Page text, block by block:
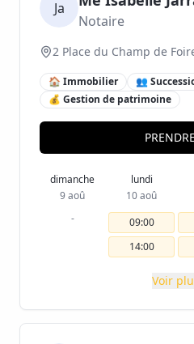
Ja
Notaire
2 Place du Champ de
🏠 Immobilier 👥
💰 Gestion de patrimoine
dimanche
9 aoû
-
lundi
10 aoû
09:00
14:00
Voir